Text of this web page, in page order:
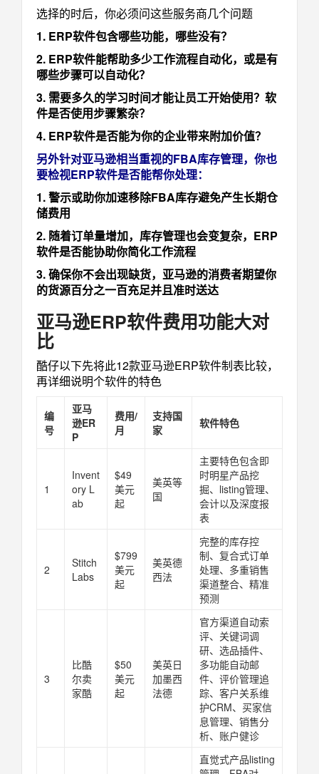
选择的时后，你必须问这些服务商几个问题
1. ERP软件包含哪些功能，哪些没有？
2. ERP软件能帮助多少工作流程自动化，或是有
哪些步骤可以自动化？
3. 需要多久的学习时间才能让员工开始使用？软
件是否使用步骤繁杂？
4. ERP软件是否能为你的企业带来附加价值？
另外针对亚马逊相当重视的FBA库存管理，你也
要检视ERP软件是否能帮你处理：
1. 警示或助你加速移除FBA库存避免产生长期仓
储费用
2. 随着订单量增加，库存管理也会变复杂，ERP
软件是否能协助你简化工作流程
3. 确保你不会出现缺货，亚马逊的消费者期望你
的货源百分之一百充足并且准时送达
亚马逊ERP软件费用功能大对
比
酷仔以下先将此12款亚马逊ERP软件制表比较，
再详细说明个软件的特色
编
号
亚马
逊ER
P
费用/
月
支持国
家
软件特色
1
Invent
ory L
ab
$49
美元
起
美英等
国
主要特色包含即
时明星产品挖
掘、listing管理、
会计以及深度报
表
2
Stitch
Labs
$799
美元
起
美英德
西法
完整的库存控
制、复合式订单
处理、多重销售
渠道整合、精准
预测
3
比酷
尔卖
家酷
$50
美元
起
美英日
加墨西
法德
官方渠道自动索
评、关键词调
研、选品插件、
多功能自动邮
件、评价管理追
踪、客户关系维
护CRM、买家信
息管理、销售分
析、账户健诊
直觉式产品listing